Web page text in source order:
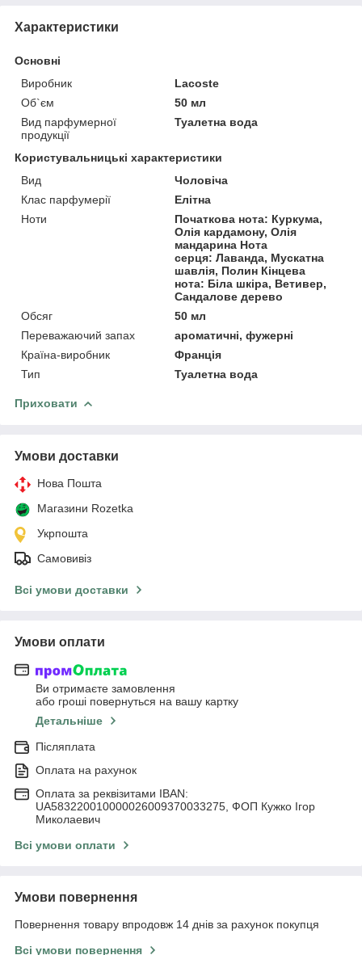
Характеристики
Основні
Виробник
Lacoste
Об`єм
50 мл
Вид парфумерної
продукції
Туалетна вода
Користувальницькі характеристики
Вид
Чоловіча
Клас парфумерії
Елітна
Ноти
Початкова нота: Куркума,
Олія кардамону, Олія
мандарина Нота
серця: Лаванда, Мускатна
шавлія, Полин Кінцева
нота: Біла шкіра, Ветивер,
Сандалове дерево
Обсяг
50 мл
Переважаючий запах
ароматичні, фужерні
Країна-виробник
Франція
Тип
Туалетна вода
Приховати
Умови доставки
Нова Пошта
Магазини Rozetka
Укрпошта
Самовивіз
Всі умови доставки
Умови оплати
Ви отримаєте замовлення
або гроші повернуться на вашу картку
Детальніше
Післяплата
Оплата на рахунок
Оплата за реквізитами IBAN:
UA583220010000026009370033275, ФОП Кужко Ігор
Миколаевич
Всі умови оплати
Умови повернення
Повернення товару впродовж 14 днів за рахунок покупця
Всі умови повернення